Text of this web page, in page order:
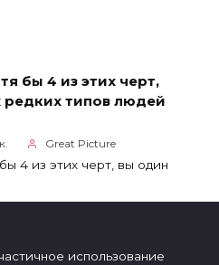
бы 4 из этих черт,
редких типов людей
Great Picture
4 из этих черт, вы один
использование